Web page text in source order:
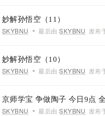
妙解孙悟空（11）
SKYBNU • 最后由 SKYBNU 发布
妙解孙悟空（10）
SKYBNU • 最后由 SKYBNU 发布
京师学宝 争做陶子 今日9点
SKYBNU • 最后由 SKYBNU 发布